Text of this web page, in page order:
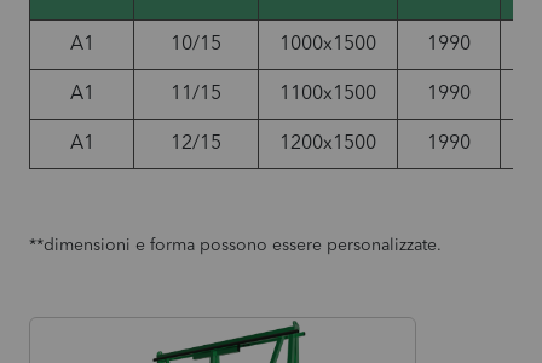
A1 10/15 1000x1500 1990
A1 11/15 1100x1500 1990
A1 12/15 1200x1500 1990
**dimensioni e forma possono essere personalizzate.